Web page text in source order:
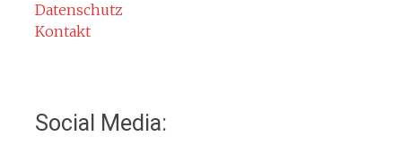
Gefahr durch Kohlenmonoxid
Datenschutz
Kontakt
Social Media: